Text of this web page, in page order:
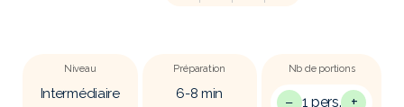
Niveau
Intermédiaire
Préparation
6-8 min
Nb de portions
− 1 pers. +